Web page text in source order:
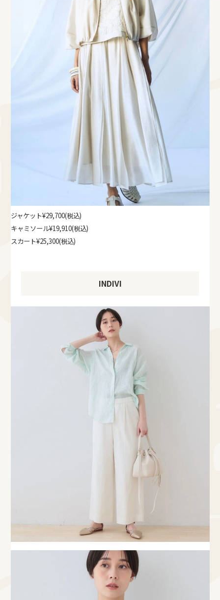
ジャケット¥29,700(税込)
キャミソール¥19,910(税込)
スカート¥25,300(税込)
INDIVI